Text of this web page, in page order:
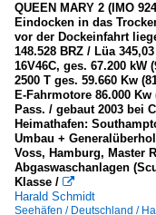
QUEEN MARY 2 (IMO
Eindocken in das
vor der Dockeinfahrt
148.528 BRZ / Lüa
16V46C, ges. 67.200 kW
2500 T ges. 59.660 Kw
E-Fahrmotore 86.000 Kw
Pass. / gebaut 2003 bei
Heimathafen:
Umbau +
Voss, Hamburg, Master
Abgaswaschanlagen
Klasse / 
Harald Schmidt
Seehäfen / Deutschland /